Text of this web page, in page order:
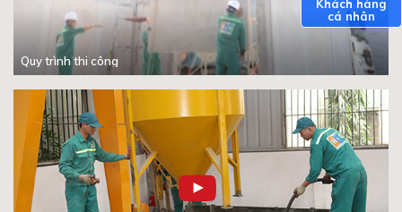
Quy trình thi công